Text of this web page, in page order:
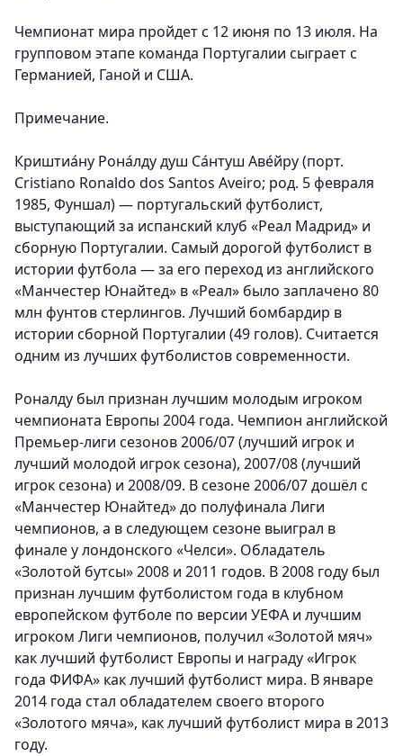
Чемпионат мира пройдет с 12 июня по 13 июля. На
групповом этапе команда Португалии сыграет с
Германией, Ганой и США.
Примечание.
Криштиа́ну Рона́лду душ Са́нтуш Аве́йру (порт.
Cristiano Ronaldo dos Santos Aveiro; род. 5 февраля
1985, Фуншал) — португальский футболист,
выступающий за испанский клуб «Реал Мадрид» и
сборную Португалии. Самый дорогой футболист в
истории футбола — за его переход из английского
«Манчестер Юнайтед» в «Реал» было заплачено 80
млн фунтов стерлингов. Лучший бомбардир в
истории сборной Португалии (49 голов). Считается
одним из лучших футболистов современности.
Роналду был признан лучшим молодым игроком
чемпионата Европы 2004 года. Чемпион английской
Премьер-лиги сезонов 2006/07 (лучший игрок и
лучший молодой игрок сезона), 2007/08 (лучший
игрок сезона) и 2008/09. В сезоне 2006/07 дошёл с
«Манчестер Юнайтед» до полуфинала Лиги
чемпионов, а в следующем сезоне выиграл в
финале у лондонского «Челси». Обладатель
«Золотой бутсы» 2008 и 2011 годов. В 2008 году был
признан лучшим футболистом года в клубном
европейском футболе по версии УЕФА и лучшим
игроком Лиги чемпионов, получил «Золотой мяч»
как лучший футболист Европы и награду «Игрок
года ФИФА» как лучший футболист мира. В январе
2014 года стал обладателем своего второго
«Золотого мяча», как лучший футболист мира в 2013
году.